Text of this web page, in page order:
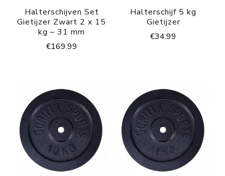
Halterschijven Set
Gietijzer Zwart 2 x 15
kg – 31 mm
€169.99
Halterschijf 5 kg
Gietijzer
€34.99